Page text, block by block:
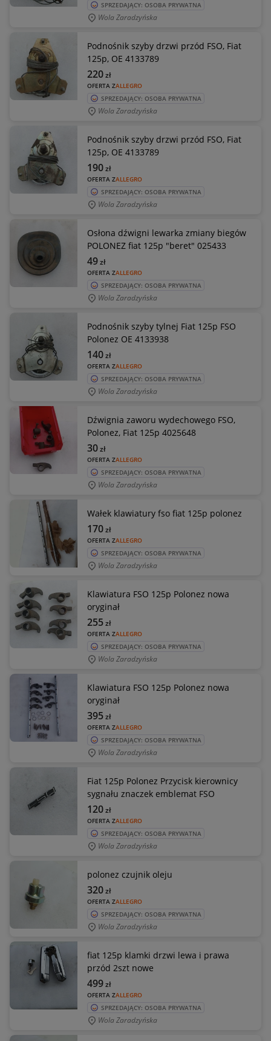
SPRZEDAJĄCY: OSOBA PRYWATNA
Wola Zaradzyńska
Podnośnik szyby drzwi przód FSO, Fiat
125p, OE 4133789
OFERTA ZALLEGRO
220zł
SPRZEDAJĄCY: OSOBA PRYWATNA
Wola Zaradzyńska
Podnośnik szyby drzwi przód FSO, Fiat
125p, OE 4133789
OFERTA ZALLEGRO
190zł
SPRZEDAJĄCY: OSOBA PRYWATNA
Wola Zaradzyńska
Osłona dźwigni lewarka zmiany biegów
POLONEZ fiat 125p "beret" 025433
OFERTA ZALLEGRO
49zł
SPRZEDAJĄCY: OSOBA PRYWATNA
Wola Zaradzyńska
Podnośnik szyby tylnej Fiat 125p FSO
Polonez OE 4133938
OFERTA ZALLEGRO
140zł
SPRZEDAJĄCY: OSOBA PRYWATNA
Wola Zaradzyńska
Dźwignia zaworu wydechowego FSO,
Polonez, Fiat 125p 4025648
OFERTA ZALLEGRO
30zł
SPRZEDAJĄCY: OSOBA PRYWATNA
Wola Zaradzyńska
Wałek klawiatury fso fiat 125p polonez
OFERTA ZALLEGRO
170zł
SPRZEDAJĄCY: OSOBA PRYWATNA
Wola Zaradzyńska
Klawiatura FSO 125p Polonez nowa
oryginał
OFERTA ZALLEGRO
255zł
SPRZEDAJĄCY: OSOBA PRYWATNA
Wola Zaradzyńska
Klawiatura FSO 125p Polonez nowa
oryginał
OFERTA ZALLEGRO
395zł
SPRZEDAJĄCY: OSOBA PRYWATNA
Wola Zaradzyńska
Fiat 125p Polonez Przycisk kierownicy
sygnału znaczek emblemat FSO
OFERTA ZALLEGRO
120zł
SPRZEDAJĄCY: OSOBA PRYWATNA
Wola Zaradzyńska
polonez czujnik oleju
OFERTA ZALLEGRO
320zł
SPRZEDAJĄCY: OSOBA PRYWATNA
Wola Zaradzyńska
fiat 125p klamki drzwi lewa i prawa
przód 2szt nowe
OFERTA ZALLEGRO
499zł
SPRZEDAJĄCY: OSOBA PRYWATNA
Wola Zaradzyńska